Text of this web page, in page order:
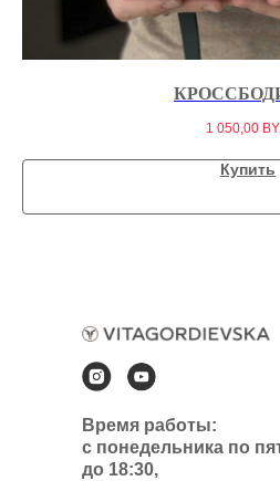
1 050,00
Купить
Время работы:
с понедельника по
до 18:30,